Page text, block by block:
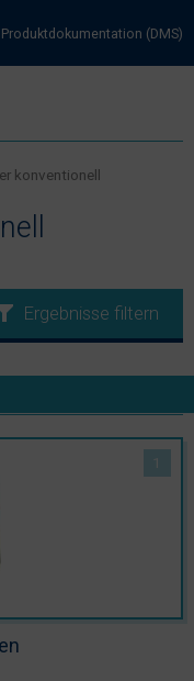
Produktdokumentation (DMS)
konventionell
Ergebnisse filtern